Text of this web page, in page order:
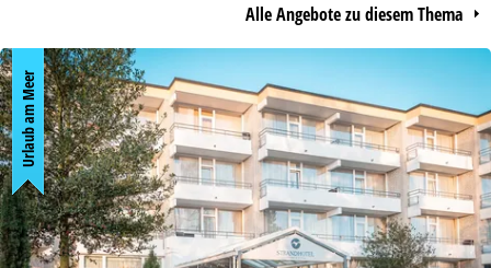
t
e
Alle Angebote zu diesem Thema
Urlaub am Meer